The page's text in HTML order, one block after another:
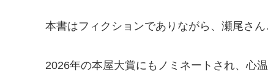
本書はフィクションでありながら、瀬尾さ
2026年の本屋大賞にもノミネートされ、心